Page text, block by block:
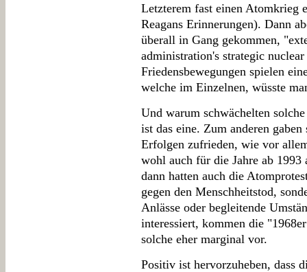
Letzterem fast einen Atomkrieg
Reagans Erinnerungen). Dann
überall in Gang gekommen,
administration's strategic
Friedensbewegungen spielen
welche im Einzelnen, wüsste
Und warum schwächelten
ist das eine. Zum anderen
Erfolgen zufrieden, wie vor
wohl auch für die Jahre ab
dann hatten auch die
gegen den Menschheitstod,
Anlässe oder begleitende
interessiert, kommen die
solche eher marginal vor.
Positiv ist hervorzuheben, dass